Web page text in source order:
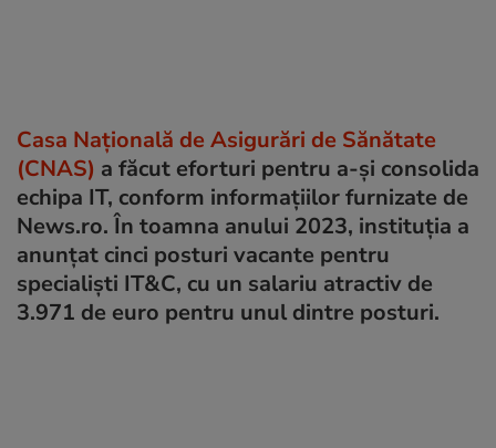
Casa Națională de Asigurări de Sănătate
(CNAS) a făcut eforturi pentru a-și consolida
echipa IT, conform informațiilor furnizate de
News.ro. În toamna anului 2023, instituția a
anunțat cinci posturi vacante pentru
specialiști IT&C, cu un salariu atractiv de
3.971 de euro pentru unul dintre posturi.